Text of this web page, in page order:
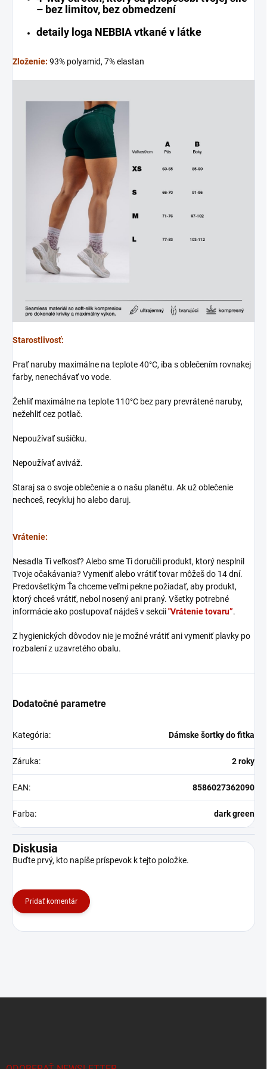
– bez limitov, bez obmedzení
detaily loga NEBBIA vtkané v látke
Zloženie: 93% polyamid, 7% elastan
Starostlivosť:
Prať naruby maximálne na teplote 40°C, iba s oblečením rovnakej
farby, nenechávať vo vode.
Žehliť maximálne na teplote 110°C bez pary prevrátené naruby,
nežehliť cez potlač.
Nepoužívať sušičku.
Nepoužívať aviváž.
Staraj sa o svoje oblečenie a o našu planétu. Ak už oblečenie
nechceš, recykluj ho alebo daruj.
Vrátenie:
Nesadla Ti veľkosť? Alebo sme Ti doručili produkt, ktorý nesplnil
Tvoje očakávania? Vymeniť alebo vrátiť tovar môžeš do 14 dní.
Predovšetkým Ťa chceme veľmi pekne požiadať, aby produkt,
ktorý chceš vrátiť, nebol nosený ani praný. Všetky potrebné
informácie ako postupovať nájdeš v sekcii"Vrátenie tovaru”.
Z hygienických dôvodov nie je možné vrátiť ani vymeniť plavky po
rozbalení z uzavretého obalu.
Dodatočné parametre
Kategória: Dámske šortky do fitka
Záruka: 2 roky
EAN: 8586027362090
Farba: dark green
Diskusia
Buďte prvý, kto napíše príspevok k tejto položke.
Pridať komentár